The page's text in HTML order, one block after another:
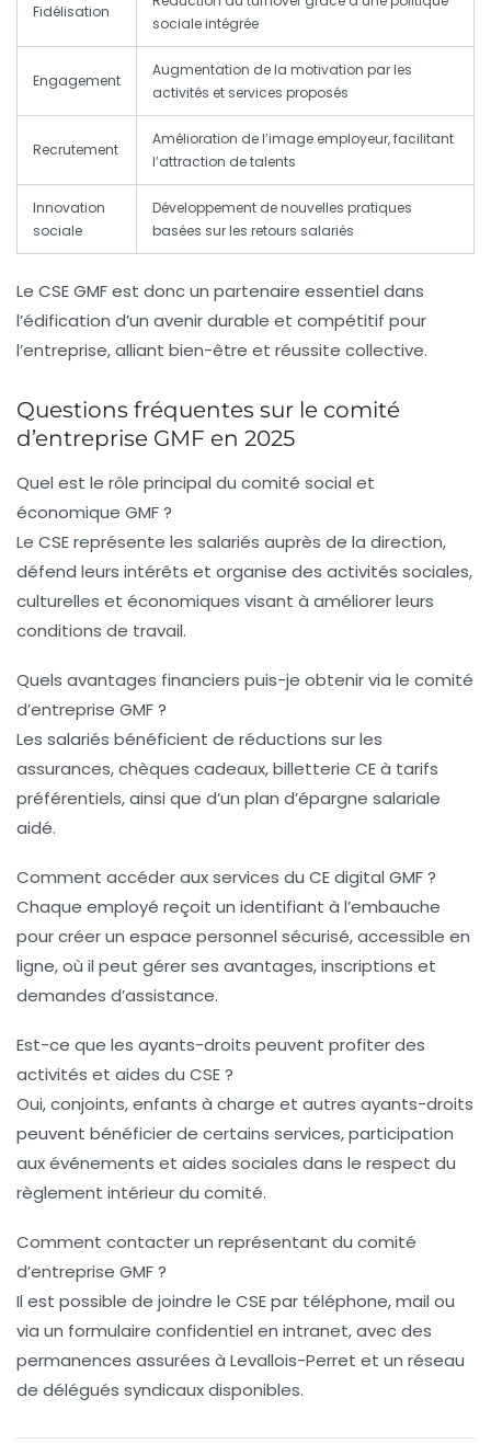
Fidélisation
sociale intégrée
Engagement
Augmentation de la motivation par les
activités et services proposés
Recrutement
Amélioration de l’image employeur, facilitant
l’attraction de talents
Innovation
sociale
Développement de nouvelles pratiques
basées sur les retours salariés
Le CSE GMF est donc un partenaire essentiel dans
l’édification d’un avenir durable et compétitif pour
l’entreprise, alliant bien-être et réussite collective.
Questions fréquentes sur le comité
d’entreprise GMF en 2025
Quel est le rôle principal du comité social et
économique GMF ?
Le CSE représente les salariés auprès de la direction,
défend leurs intérêts et organise des activités sociales,
culturelles et économiques visant à améliorer leurs
conditions de travail.
Quels avantages financiers puis-je obtenir via le comité
d’entreprise GMF ?
Les salariés bénéficient de réductions sur les
assurances, chèques cadeaux, billetterie CE à tarifs
préférentiels, ainsi que d’un plan d’épargne salariale
aidé.
Comment accéder aux services du CE digital GMF ?
Chaque employé reçoit un identifiant à l’embauche
pour créer un espace personnel sécurisé, accessible en
ligne, où il peut gérer ses avantages, inscriptions et
demandes d’assistance.
Est-ce que les ayants-droits peuvent profiter des
activités et aides du CSE ?
Oui, conjoints, enfants à charge et autres ayants-droits
peuvent bénéficier de certains services, participation
aux événements et aides sociales dans le respect du
règlement intérieur du comité.
Comment contacter un représentant du comité
d’entreprise GMF ?
Il est possible de joindre le CSE par téléphone, mail ou
via un formulaire confidentiel en intranet, avec des
permanences assurées à Levallois-Perret et un réseau
de délégués syndicaux disponibles.